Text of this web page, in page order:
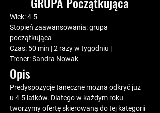
Wiek: 4-5
Stopień zaawansowania: grupa
początkująca
Czas: 50 min | 2 razy w tygodniu |
Trener: Sandra Nowak
Opis
Predyspozycje taneczne można odkryć już
u 4-5 latków. Dlatego w każdym roku
tworzymy ofertę skierowaną do tej kategorii